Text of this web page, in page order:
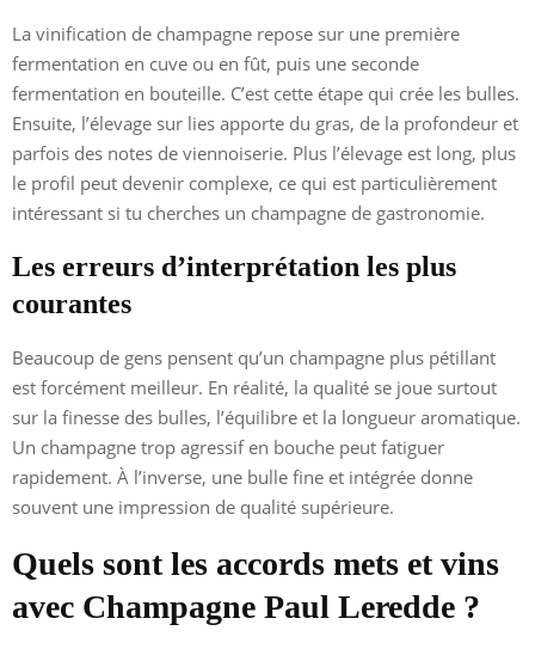
La vinification de champagne repose sur une première
fermentation en cuve ou en fût, puis une seconde
fermentation en bouteille. C’est cette étape qui crée les bulles.
Ensuite, l’élevage sur lies apporte du gras, de la profondeur et
parfois des notes de viennoiserie. Plus l’élevage est long, plus
le profil peut devenir complexe, ce qui est particulièrement
intéressant si tu cherches un champagne de gastronomie.
Les erreurs d’interprétation les plus
courantes
Beaucoup de gens pensent qu’un champagne plus pétillant
est forcément meilleur. En réalité, la qualité se joue surtout
sur la finesse des bulles, l’équilibre et la longueur aromatique.
Un champagne trop agressif en bouche peut fatiguer
rapidement. À l’inverse, une bulle fine et intégrée donne
souvent une impression de qualité supérieure.
Quels sont les accords mets et vins
avec Champagne Paul Leredde ?